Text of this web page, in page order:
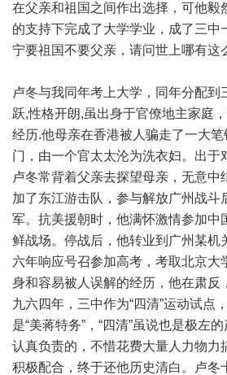
在父亲和祖国之间作出选择，可他毅
的支持下完成了大学学业，成了三中
宁要祖国不要父亲，请问世上哪有这
卢冬与我同年考上大学，同年分配到
跃,性格开朗,虽出身于官僚地主家庭
经历.他母亲在香港被人骗走了一大
门，由一个官太太沦为洗衣妇。出于
卢冬常背着父亲去探望母亲，无意中
加了东江游击队，参与解放广州战斗
军。抗美援朝时，他满怀激情参加中
鲜战场。停战后，他转业到广州某机
六年响应号召参加高考，考取北京大
身和容易被人误解的经历，他在肃反
九六四年，三中作为“四清”运动试点
是“美蒋特务”，“四清”虽说也是极左
认真负责的，不惜花费大量人力物力
积极配合，终于还他历史清白。卢冬